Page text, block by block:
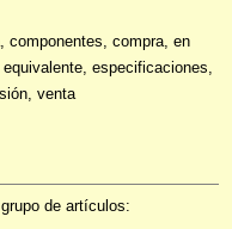
componentes, compra, en
especificaciones,
venta
de artículos: